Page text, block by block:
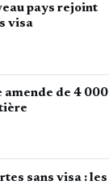
pays rejoint
visa
amende de 4 000
sans visa : les